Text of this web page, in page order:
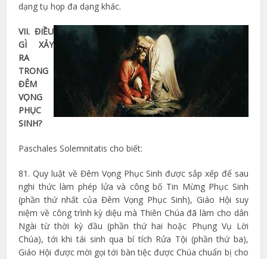
dạng tụ họp đa dạng khác.
VII. ĐIỀU
GÌ XẢY
RA
TRONG
ĐÊM
VỌNG
PHỤC
SINH?
Paschales Solemnitatis cho biết:
81. Quy luật về Đêm Vọng Phục Sinh được sắp xếp để sau
nghi thức làm phép lửa và công bố Tin Mừng Phục Sinh
(phần thứ nhất của Đêm Vọng Phục Sinh), Giáo Hội suy
niệm về công trình kỳ diệu mà Thiên Chúa đã làm cho dân
Ngài từ thời kỳ đầu (phần thứ hai hoặc Phụng Vụ Lời
Chúa), tới khi tái sinh qua bí tích Rửa Tội (phần thứ ba),
Giáo Hội được mời gọi tới bàn tiệc được Chúa chuẩn bị cho